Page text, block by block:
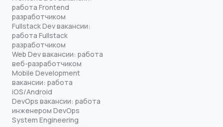
работа Frontend
разработчиком
Fullstack Dev вакансии:
работа Fullstack
разработчиком
Web Dev вакансии: работа
веб-разработчиком
Mobile Development
вакансии: работа
iOS/Android
DevOps вакансии: работа
инженером DevOps
System Engineering